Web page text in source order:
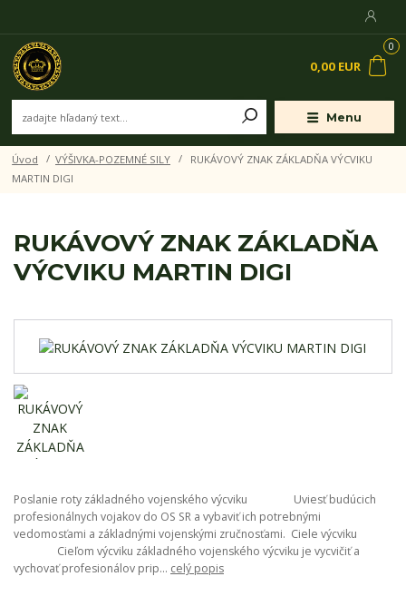
Menu
0
0,00 EUR
Úvod VÝŠIVKA-POZEMNÉ SILY
RUKÁVOVÝ ZNAK ZÁKLADŇA VÝCVIKU
MARTIN DIGI
RUKÁVOVÝ ZNAK ZÁKLADŇA
VÝCVIKU MARTIN DIGI
Poslanie roty základného vojenského výcviku Uviesť budúcich
profesionálnych vojakov do OS SR a vybaviť ich potrebnými
vedomosťami a základnými vojenskými zručnosťami. Ciele výcviku
Cieľom výcviku základného vojenského výcviku je vycvičiť a
vychovať profesionálov prip... celý popis